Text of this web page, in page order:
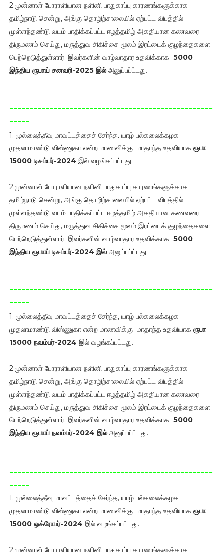
2.முன்னாள் போராளியான நளினி பாதுகாப்பு காரணங்களுக்காக
தமிழ்நாடு சென்று, அங்கு தொழிற்சாலையில் ஏற்பட்ட விபத்தில்
முள்ளந்தண்டு வடம் பாதிக்கப்பட்ட ஈழத்தமிழ் அகதியான கணவரை
திருமணம் செய்து, மருத்துவ சிகிச்சை மூலம் இரட்டைக் குழந்தைகளை
பெற்றெடுத்துள்ளார். இவர்களின் வாழ்வாதார உதவிக்காக 5000
இந்திய ரூபாய் சனவரி-2025 இல் அனுப்பப்ட்டது.
===================================================
=====
1. முல்லைத்தீவு மாவட்டத்தைச் சேர்ந்த, யாழ் பல்கலைக்கழக
முதலாமாண்டு விஸ்ணுகா என்ற மாணவிக்கு மாதாந்த உதவியாக ரூபா
15000 டிசம்பர்-2024 இல் வழங்கப்பட்டது.
2.முன்னாள் போராளியான நளினி பாதுகாப்பு காரணங்களுக்காக
தமிழ்நாடு சென்று, அங்கு தொழிற்சாலையில் ஏற்பட்ட விபத்தில்
முள்ளந்தண்டு வடம் பாதிக்கப்பட்ட ஈழத்தமிழ் அகதியான கணவரை
திருமணம் செய்து, மருத்துவ சிகிச்சை மூலம் இரட்டைக் குழந்தைகளை
பெற்றெடுத்துள்ளார். இவர்களின் வாழ்வாதார உதவிக்காக 5000
இந்திய ரூபாய் டிசம்பர்-2024 இல் அனுப்பப்ட்டது.
===================================================
=====
1. முல்லைத்தீவு மாவட்டத்தைச் சேர்ந்த, யாழ் பல்கலைக்கழக
முதலாமாண்டு விஸ்ணுகா என்ற மாணவிக்கு மாதாந்த உதவியாக ரூபா
15000 நவம்பர்-2024 இல் வழங்கப்பட்டது.
2.முன்னாள் போராளியான நளினி பாதுகாப்பு காரணங்களுக்காக
தமிழ்நாடு சென்று, அங்கு தொழிற்சாலையில் ஏற்பட்ட விபத்தில்
முள்ளந்தண்டு வடம் பாதிக்கப்பட்ட ஈழத்தமிழ் அகதியான கணவரை
திருமணம் செய்து, மருத்துவ சிகிச்சை மூலம் இரட்டைக் குழந்தைகளை
பெற்றெடுத்துள்ளார். இவர்களின் வாழ்வாதார உதவிக்காக 5000
இந்திய ரூபாய் நவம்பர்-2024 இல் அனுப்பப்ட்டது.
===================================================
=====
1. முல்லைத்தீவு மாவட்டத்தைச் சேர்ந்த, யாழ் பல்கலைக்கழக
முதலாமாண்டு விஸ்ணுகா என்ற மாணவிக்கு மாதாந்த உதவியாக ரூபா
15000 ஒக்ரோபர்-2024 இல் வழங்கப்பட்டது.
2.முன்னாள் போராளியான நளினி பாதுகாப்பு காரணங்களுக்காக